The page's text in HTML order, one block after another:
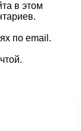
в этом
по email.